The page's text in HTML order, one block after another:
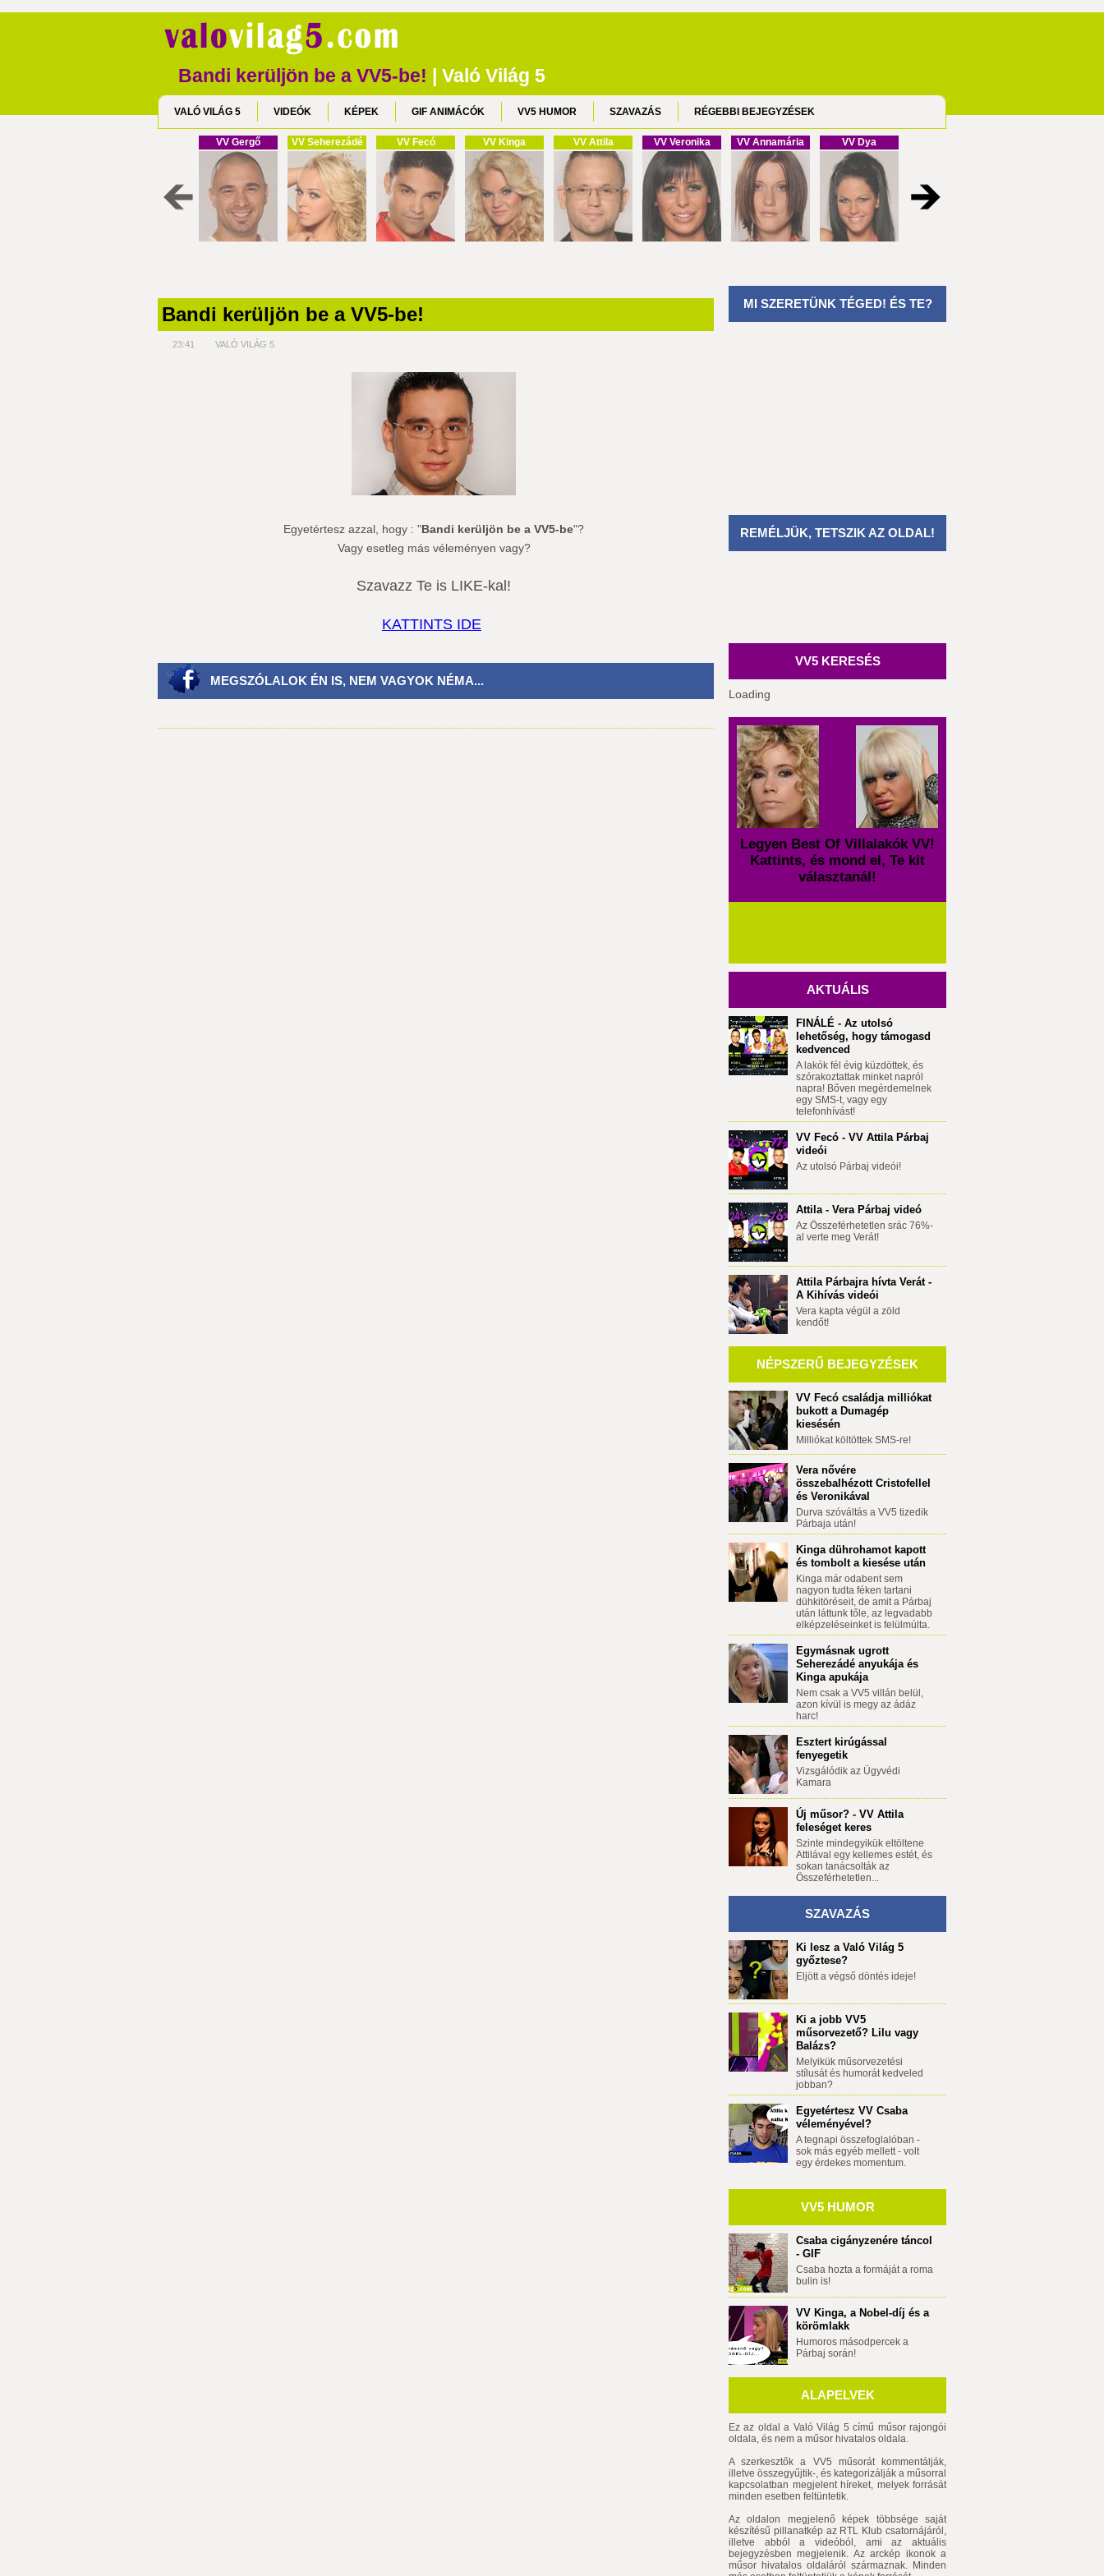
Bandi kerüljön be a VV5-be! | Való Világ 5
VALÓ VILÁG 5 VIDEÓK KÉPEK GIF ANIMÁCÓK VV5 HUMOR SZAVAZÁS RÉGEBBI BEJEGYZÉSEK
VV Gergő VV Seherezádé VV Fecó VV Kinga VV Attila VV Veronika VV Annamária VV Dya
Bandi kerüljön be a VV5-be!
23:41 VALÓ VILÁG 5
Egyetértesz azzal, hogy : "Bandi kerüljön be a VV5-be"?
Vagy esetleg más véleményen vagy?
Szavazz Te is LIKE-kal!
KATTINTS IDE
MEGSZÓLALOK ÉN IS, NEM VAGYOK NÉMA...
MI SZERETÜNK TÉGED! ÉS TE?
REMÉLJÜK, TETSZIK AZ OLDAL!
VV5 KERESÉS
Loading
Legyen Best Of Villalakók VV!
Kattints, és mond el, Te kit
választanál!
AKTUÁLIS
FINÁLÉ - Az utolsó
lehetőség, hogy támogasd
kedvenced
A lakók fél évig küzdöttek, és
szórakoztattak minket napról
napra! Bőven megérdemelnek
egy SMS-t, vagy egy
telefonhívást!
VV Fecó - VV Attila Párbaj
videói
Az utolsó Párbaj videói!
Attila - Vera Párbaj videó
Az Összeférhetetlen srác 76%-
al verte meg Verát!
Attila Párbajra hívta Verát -
A Kihívás videói
Vera kapta végül a zöld
kendőt!
NÉPSZERŰ BEJEGYZÉSEK
VV Fecó családja milliókat
bukott a Dumagép
kiesésén
Milliókat költöttek SMS-re!
Vera nővére
összebalhézott Cristofellel
és Veronikával
Durva szóváltás a VV5 tizedik
Párbaja után!
Kinga dührohamot kapott
és tombolt a kiesése után
Kinga már odabent sem
nagyon tudta féken tartani
dühkitöréseit, de amit a Párbaj
után láttunk tőle, az legvadabb
elképzeléseinket is felülmúlta.
Egymásnak ugrott
Seherezádé anyukája és
Kinga apukája
Nem csak a VV5 villán belül,
azon kívül is megy az ádáz
harc!
Esztert kirúgással
fenyegetik
Vizsgálódik az Ügyvédi
Kamara
Új műsor? - VV Attila
feleséget keres
Szinte mindegyikük eltöltene
Attilával egy kellemes estét, és
sokan tanácsolták az
Összeférhetetlen...
SZAVAZÁS
Ki lesz a Való Világ 5
győztese?
Eljött a végső döntés ideje!
Ki a jobb VV5
műsorvezető? Lilu vagy
Balázs?
Melyikük műsorvezetési
stílusát és humorát kedveled
jobban?
Egyetértesz VV Csaba
véleményével?
A tegnapi összefoglalóban -
sok más egyéb mellett - volt
egy érdekes momentum.
VV5 HUMOR
Csaba cigányzenére táncol
- GIF
Csaba hozta a formáját a roma
bulin is!
VV Kinga, a Nobel-díj és a
körömlakk
Humoros másodpercek a
Párbaj során!
ALAPELVEK
Ez az oldal a Való Világ 5 című műsor rajongói
oldala, és nem a műsor hivatalos oldala.
A szerkesztők a VV5 műsorát kommentálják,
illetve összegyűjtik-, és kategorizálják a műsorral
kapcsolatban megjelent híreket, melyek forrását
minden esetben feltüntetik.
Az oldalon megjelenő képek többsége saját
készítésű pillanatkép az RTL Klub csatornájáról,
illetve abból a videóból, ami az aktuális
bejegyzésben megjelenik. Az arckép ikonok a
műsor hivatalos oldaláról származnak. Minden